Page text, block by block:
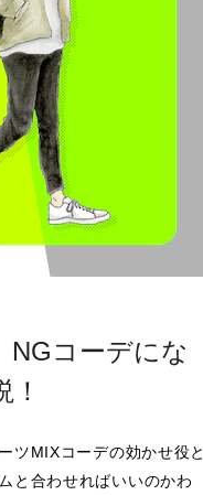
NGコーデにな
ツMIXコーデの効かせ役と
と合わせればいいのかわ